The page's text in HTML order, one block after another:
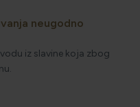
neugodno
iz slavine koja zbog